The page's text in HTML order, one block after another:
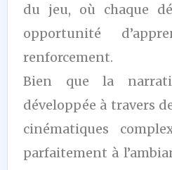
du jeu, où chaque
opportunité
renforcement.
Bien que la
développée à travers
cinématiques
parfaitement à